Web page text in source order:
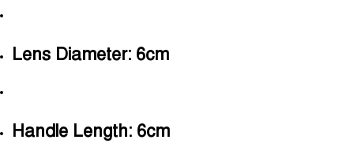
Lens Diameter: 6cm
Handle Length: 6cm